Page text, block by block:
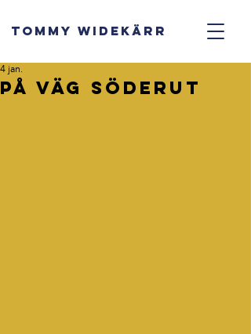
TOMMY WIDEKÄRR
På väg söderut
4 jan.